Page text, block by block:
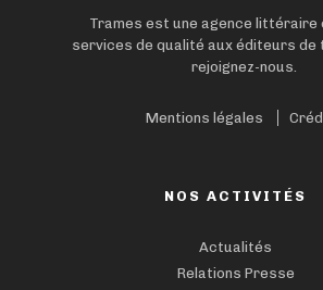
Trames est une agence littéraire
services de qualité aux éditeurs de
rejoignez-nous.
Mentions légales
NOS ACTIVITÉS
Actualités
Relations Presse